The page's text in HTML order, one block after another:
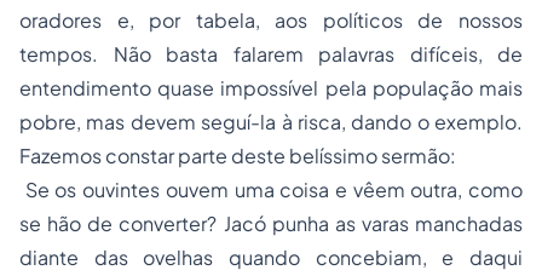
oradores e, por tabela, aos políticos de nossos
tempos. Não basta falarem palavras difíceis, de
entendimento quase impossível pela população mais
pobre, mas devem seguí-la à risca, dando o exemplo.
Fazemos constar parte deste belíssimo sermão:
Se os ouvintes ouvem uma coisa e vêem outra, como
se hão de converter? Jacó punha as varas manchadas
diante das ovelhas quando concebiam, e daqui